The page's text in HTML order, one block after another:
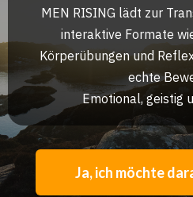
MEN RISING lädt zur
interaktive Formate
Körperübungen und
echte
Emotional, geistig
Ja, ich möchte